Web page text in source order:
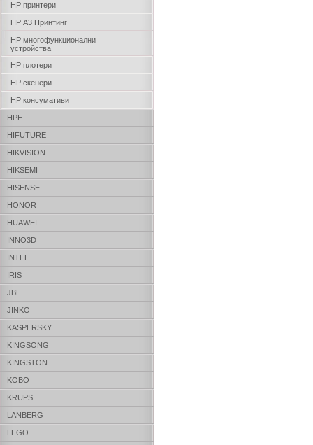
HP принтери
HP А3 Принтинг
HP многофункционални
устройства
HP плотери
HP скенери
HP консумативи
HPE
HIFUTURE
HIKVISION
HIKSEMI
HISENSE
HONOR
HUAWEI
INNO3D
INTEL
IRIS
JBL
JINKO
KASPERSKY
KINGSONG
KINGSTON
KOBO
KRUPS
LANBERG
LEGO